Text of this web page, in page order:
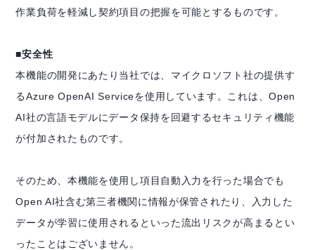
作業負荷を軽減し契約項目の把握を可能とするものです。
■安全性
本機能の開発にあたり当社では、マイクロソフト社の提供す
るAzure OpenAI Serviceを使用しています。これは、Open
AI社の言語モデルにデータ保持を回避するセキュリティ機能
が付加されたものです。
そのため、本機能を使用し項目自動入力を行った場合でも
Open AI社含む第三者機関に情報が保管されたり、入力した
データが学習に使用されるといった流出リスクが高まるとい
ったことはございません。